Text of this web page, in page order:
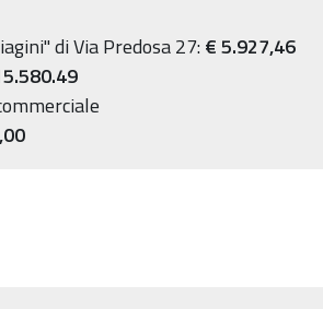
di Via Predosa 27:€ 5.927,46